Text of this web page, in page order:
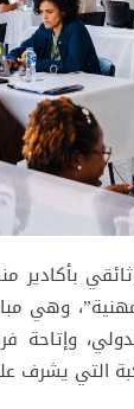
وهي
وإتاحة
التي يشرف